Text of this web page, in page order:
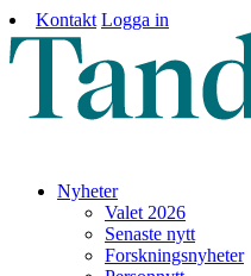
Kontakt Logga in
Nyheter
Valet 2026
Senaste nytt
Forskningsnyheter